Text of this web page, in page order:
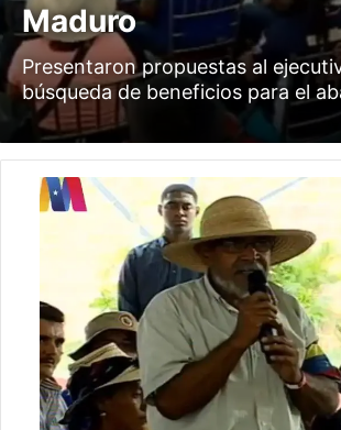
Maduro
Presentaron propuestas al
búsqueda de beneficios para el